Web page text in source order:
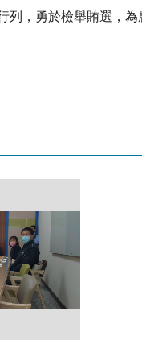
列，勇於檢舉賄選，